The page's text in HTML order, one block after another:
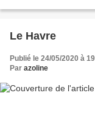
Le Havre
Publié le 24/05/2020 à
Par azoline